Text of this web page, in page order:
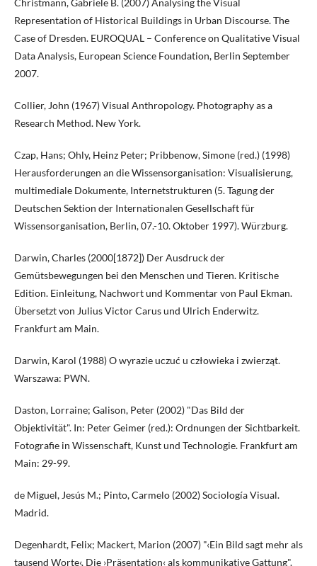
Christmann, Gabriele B. (2007) Analysing the Visual
Representation of Historical Buildings in Urban Discourse. The
Case of Dresden. EUROQUAL – Conference on Qualitative Visual
Data Analysis, European Science Foundation, Berlin September
2007.
Collier, John (1967) Visual Anthropology. Photography as a
Research Method. New York.
Czap, Hans; Ohly, Heinz Peter; Pribbenow, Simone (red.) (1998)
Herausforderungen an die Wissensorganisation: Visualisierung,
multimediale Dokumente, Internetstrukturen (5. Tagung der
Deutschen Sektion der Internationalen Gesellschaft für
Wissensorganisation, Berlin, 07.-10. Oktober 1997). Würzburg.
Darwin, Charles (2000[1872]) Der Ausdruck der
Gemütsbewegungen bei den Menschen und Tieren. Kritische
Edition. Einleitung, Nachwort und Kommentar von Paul Ekman.
Übersetzt von Julius Victor Carus und Ulrich Enderwitz.
Frankfurt am Main.
Darwin, Karol (1988) O wyrazie uczuć u człowieka i zwierząt.
Warszawa: PWN.
Daston, Lorraine; Galison, Peter (2002) "Das Bild der
Objektivität". In: Peter Geimer (red.): Ordnungen der Sichtbarkeit.
Fotografie in Wissenschaft, Kunst und Technologie. Frankfurt am
Main: 29-99.
de Miguel, Jesús M.; Pinto, Carmelo (2002) Sociología Visual.
Madrid.
Degenhardt, Felix; Mackert, Marion (2007) "‹Ein Bild sagt mehr als
tausend Worte‹. Die ›Präsentation‹ als kommunikative Gattung".